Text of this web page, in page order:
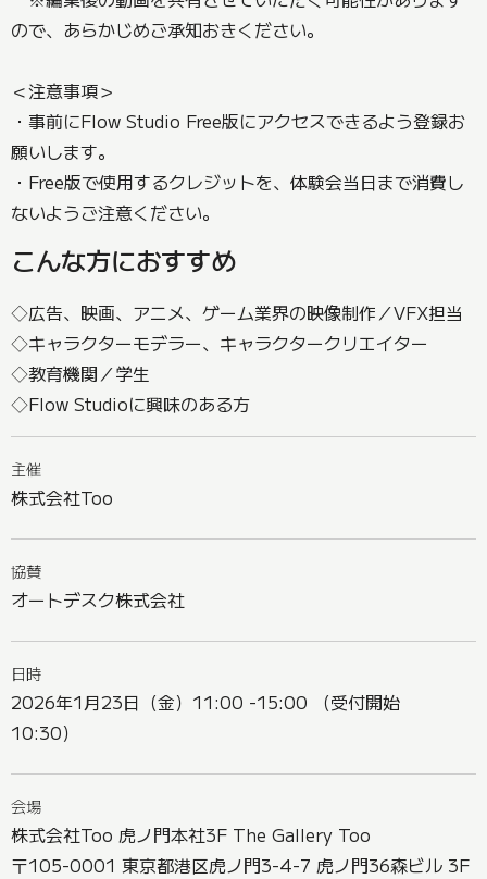
ので、あらかじめご承知おきください。
＜注意事項＞
・事前にFlow Studio Free版にアクセスできるよう登録お
願いします。
・Free版で使用するクレジットを、体験会当日まで消費し
ないようご注意ください。
こんな方におすすめ
◇広告、映画、アニメ、ゲーム業界の映像制作／VFX担当
◇キャラクターモデラー、キャラクタークリエイター
◇教育機関／学生
◇Flow Studioに興味のある方
主催
株式会社Too
協賛
オートデスク株式会社
日時
2026年1月23日（金）11:00 -15:00 （受付開始
10:30）
会場
株式会社Too 虎ノ門本社3F The Gallery Too
〒105-0001 東京都港区虎ノ門3-4-7 虎ノ門36森ビル 3F